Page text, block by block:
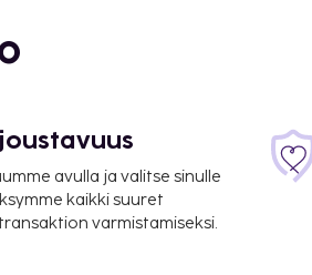
avulla ja valitse sinulle
kaikki suuret
varmistamiseksi.